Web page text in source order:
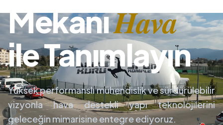
MekanıHava
ile Tanımlayın
Yüksek performanslı mühendislik ve sürdürülebilir
vizyonla hava destekli yapı teknolojilerini
geleceğin mimarisine entegre ediyoruz.